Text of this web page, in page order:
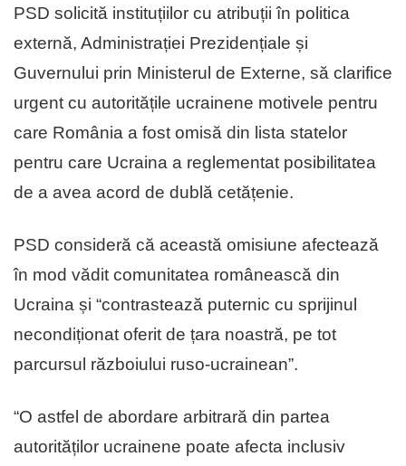
PSD solicită instituțiilor cu atribuții în politica
externă, Administrației Prezidențiale și
Guvernului prin Ministerul de Externe, să clarifice
urgent cu autoritățile ucrainene motivele pentru
care România a fost omisă din lista statelor
pentru care Ucraina a reglementat posibilitatea
de a avea acord de dublă cetățenie.
PSD consideră că această omisiune afectează
în mod vădit comunitatea românească din
Ucraina și “contrastează puternic cu sprijinul
necondiționat oferit de țara noastră, pe tot
parcursul războiului ruso-ucrainean”.
“O astfel de abordare arbitrară din partea
autorităților ucrainene poate afecta inclusiv